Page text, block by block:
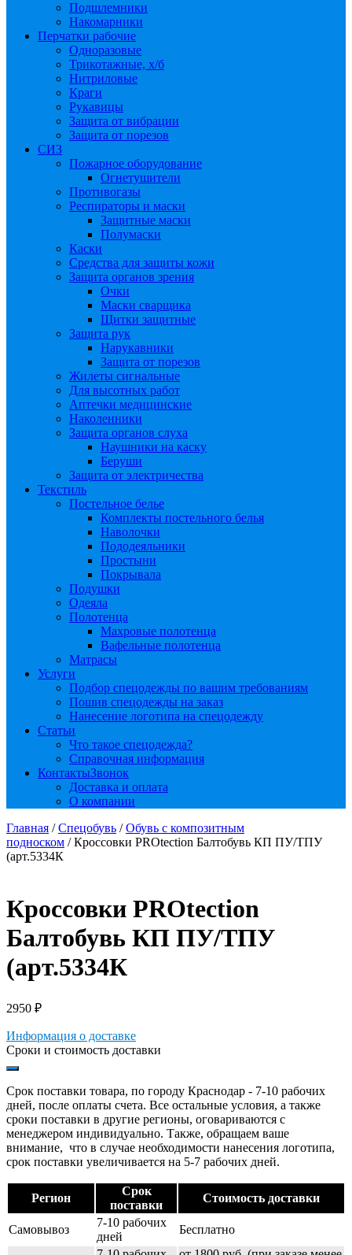
Подшлемники
Накомарники
Перчатки рабочие
Одноразовые
Трикотажные, х/б
Нитриловые
Краги
Рукавицы
Защита от вибрации
Защита от порезов
СИЗ
Пожарное оборудование
Огнетушители
Противогазы
Респираторы и маски
Защитные маски
Полумаски
Каски
Средства для защиты кожи
Защита органов зрения
Очки
Маски сварщика
Щитки защитные
Защита рук
Нарукавники
Защита от порезов
Жилеты сигнальные
Для высотных работ
Аптечки медицинские
Наколенники
Защита органов слуха
Наушники на каску
Беруши
Защита от электричества
Текстиль
Постельное белье
Комплекты постельного белья
Наволочки
Пододеяльники
Простыни
Покрывала
Подушки
Одеяла
Полотенца
Махровые полотенца
Вафельные полотенца
Матрасы
Услуги
Подбор спецодежды по вашим требованиям
Пошив спецодежды на заказ
Нанесение логотипа на спецодежду
Статьи
Что такое спецодежда?
Справочная информация
КонтактыЗвонок
Доставка и оплата
О компании
Главная /Спецобувь /Обувь с композитным
подноском / Кроссовки PROtection Балтобувь КП ПУ/ТПУ
(арт.5334К
Кроссовки PROtection
Балтобувь КП ПУ/ТПУ
(арт.5334К
2950 ₽
Информация о доставке
Сроки и стоимость доставки
Срок поставки товара, по городу Краснодар - 7-10 рабочих
дней, после оплаты счета. Все остальные условия, а также
сроки поставки в другие регионы, оговариваются с
менеджером индивидуально. Также, обращаем ваше
внимание, что в случае необходимости нанесения логотипа,
срок поставки увеличивается на 5-7 рабочих дней.
Регион
Срок
поставки
Стоимость доставки
Самовывоз
7-10 рабочих
дней
Бесплатно